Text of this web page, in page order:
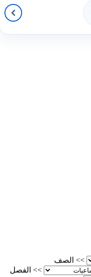
>>
الصف
>>
الفصل